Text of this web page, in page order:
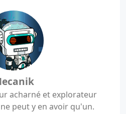
acharné et explorateur
peut y en avoir qu'un.